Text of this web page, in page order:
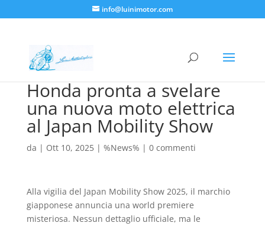
info@luinimotor.com
Honda pronta a svelare
una nuova moto elettrica
al Japan Mobility Show
da | Ott 10, 2025| %News% | 0 commenti
Alla vigilia del Japan Mobility Show 2025, il marchio
giapponese annuncia una world premiere
misteriosa. Nessun dettaglio ufficiale, ma le